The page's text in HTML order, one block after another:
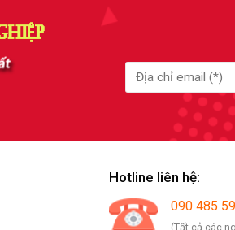
Hotline liên hệ:
090 485
(Tất cả các